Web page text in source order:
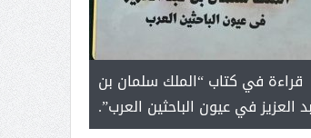
قراءة في كتاب “الملك سلمان بن
العزيز في عيون الباحثين العرب”.